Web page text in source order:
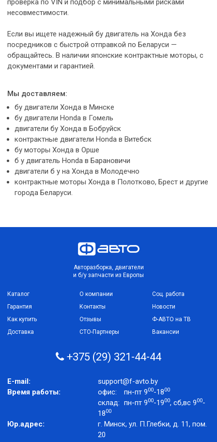
проверка по VIN и подбор с минимальными рисками
несовместимости.
Если вы ищете надежный бу двигатель на Хонда без
посредников с быстрой отправкой по Беларуси —
обращайтесь. В наличии японские контрактные моторы, с
документами и гарантией.
Мы доставляем:
бу двигатели Хонда в Минске
бу двигатели Honda в Гомель
двигатели бу Хонда в Бобруйск
контрактные двигатели Honda в Витебск
бу моторы Хонда в Орше
б у двигатель Honda в Барановичи
двигатели б у на Хонда в Молодечно
контрактные моторы Хонда в Полотково, Брест и другие
города Беларуси.
Авторазборка, двигатели
и б/у запчасти из Европы
Каталог
Гарантия
Как купить
Доставка
О компании
Контакты
Отзывы
СТО-Партнеры
Соц. работа
Новости
Ф-АВТО на ТВ
Вакансии
+375 (29) 321-44-44
E-mail:
support@f-avto.by
Время работы:
офис: пн-пт 900-1800
склад: пн-пт 900-1900, сб,вс 900-
1800
Юр.адрес:
г. Минск, ул. П.Глебки, д. 11, пом.
20